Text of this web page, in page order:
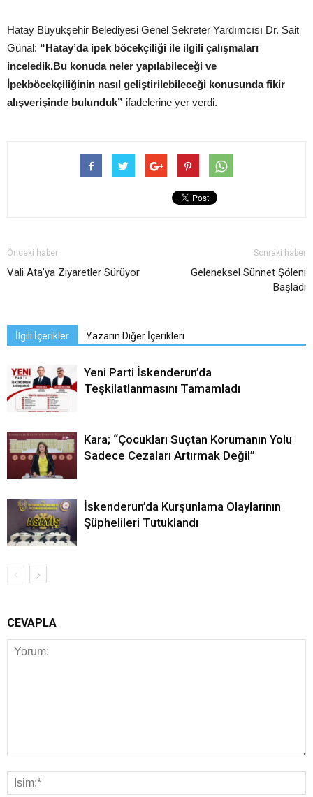
Hatay Büyükşehir Belediyesi Genel Sekreter Yardımcısı Dr. Sait
Günal: “Hatay’da ipek böcekçiliği ile ilgili çalışmaları
inceledik.Bu konuda neler yapılabileceği ve
İpekböcekçiliğinin nasıl geliştirilebileceği konusunda fikir
alışverişinde bulunduk” ifadelerine yer verdi.
Önceki haber
Vali Ata’ya Ziyaretler Sürüyor
Sonraki haber
Geleneksel Sünnet Şöleni
Başladı
İlgili İçerikler Yazarın Diğer İçerikleri
Yeni Parti İskenderun’da
Teşkilatlanmasını Tamamladı
Kara; “Çocukları Suçtan Korumanın Yolu
Sadece Cezaları Artırmak Değil”
İskenderun’da Kurşunlama Olaylarının
Şüphelileri Tutuklandı
CEVAPLA